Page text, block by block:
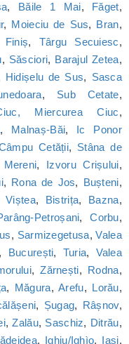
, Băile 1 Mai, Făget,
, Moieciu de Sus, Bran,
Finiș, Târgu Secuiesc,
, Săsciori, Barajul Zetea,
Hidișelu de Sus, Sasca
, Sub Cetate,
Miercurea Ciuc,
, Malnaș-Băi, Ic Ponor
Cetății, Stâna de
Mereni, Izvoru Crișului,
, Rona de Jos, Bușteni,
Viștea, Bistrița, Bazna,
Petroșani,Corbu,
, Sarmizegetusa,Valea
, București, Turia, Valea
,Zărnești, Rodna,
, Măgura,Arefu, Lorău,
, Șugag, Râșnov,
,Zalău, Saschiz, Ditrău,
, Ighiu/Ighìo, Iași,